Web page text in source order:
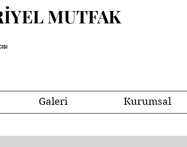
MUTFAK
Galeri Kurumsal